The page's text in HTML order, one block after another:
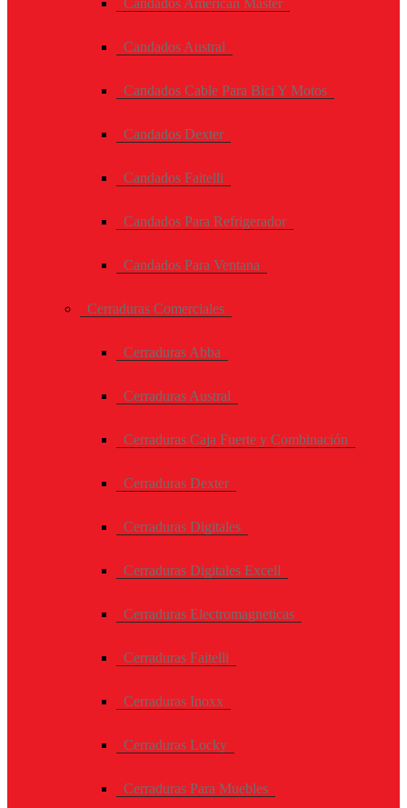
Candados Austral
Candados Cable Para Bici Y Motos
Candados Dexter
Candados Faitelli
Candados Para Refrigerador
Candados Para Ventana
Cerraduras Comerciales
Cerraduras Abba
Cerraduras Austral
Cerraduras Caja Fuerte y Combinación
Cerraduras Dexter
Cerraduras Digitales
Cerraduras Digitales Excell
Cerraduras Electromagneticas
Cerraduras Faitelli
Cerraduras Inoxx
Cerraduras Locky
Cerraduras Para Muebles